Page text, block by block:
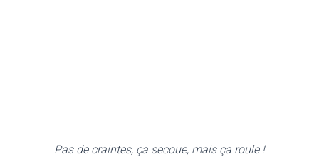
Pas de craintes, ça secoue, mais ça roule !